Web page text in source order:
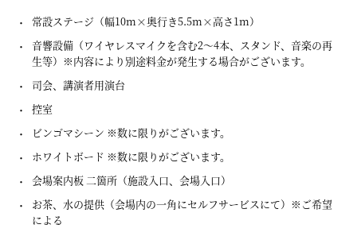
常設ステージ（幅10m×奥行き5.5m×高さ1m）
音響設備（ワイヤレスマイクを含む2～4本、スタンド、音楽の再
生等） ※内容により別途料金が発生する場合がございます。
司会、講演者用演台
控室
ビンゴマシーン ※数に限りがございます。
ホワイトボード ※数に限りがございます。
会場案内板 二箇所（施設入口、会場入口）
お茶、水の提供（会場内の一角にセルフサービスにて） ※ご希望
による